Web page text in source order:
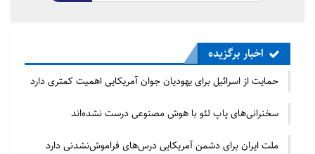
اخبار برگزیده
حمایت از اسرائیل برای یهودیان جوان آمریکایی اهمیت کمتری دارد
سخنرانی‌های پاپ لئو با هوش مصنوعی درست نشده‌اند
ملت ایران برای دشمن آمریکایی درس‌های فراموش‌نشدنی دارد